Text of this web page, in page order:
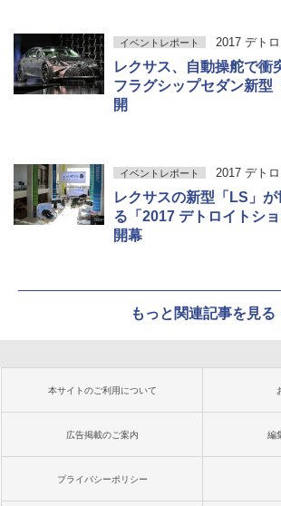
イベントレポート 2017 デト
レクサス、自動操舵で衝
フラグシップセダン新型
開
イベントレポート 2017 デト
レクサスの新型「LS」
る「2017 デトロイトシ
開幕
もっと関連記事を見る
本サイトのご利用について
広告掲載のご案内 編
プライバシーポリシー